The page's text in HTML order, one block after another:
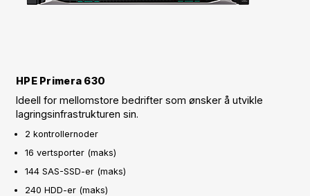
HPE Primera 630
Ideell for mellomstore bedrifter som ønsker å utvikle
lagringsinfrastrukturen sin.
2 kontrollernoder
16 vertsporter (maks)
144 SAS-SSD-er (maks)
240 HDD-er (maks)